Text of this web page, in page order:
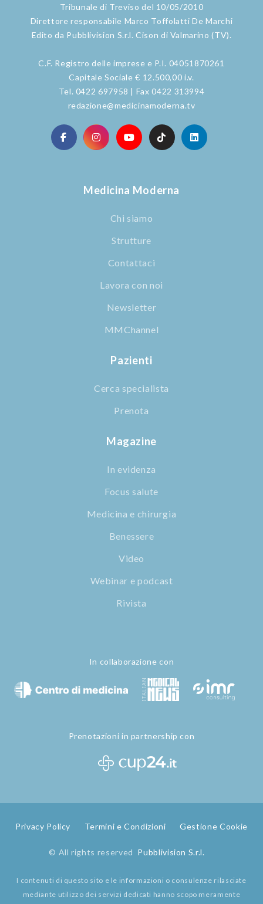
Tribunale di Treviso del 10/05/2010
Direttore responsabile Marco Toffolatti De Marchi
Edito da Pubblivision S.r.l. Cison di Valmarino (TV).
C.F. Registro delle imprese e P.I. 04051870261
Capitale Sociale € 12.500,00 i.v.
Tel. 0422 697958 | Fax 0422 313994
redazione@medicinamoderna.tv
Medicina Moderna
Chi siamo
Strutture
Contattaci
Lavora con noi
Newsletter
MMChannel
Pazienti
Cerca specialista
Prenota
Magazine
In evidenza
Focus salute
Medicina e chirurgia
Benessere
Video
Webinar e podcast
Rivista
In collaborazione con
Prenotazioni in partnership con
Privacy Policy Termini e Condizioni Gestione Cookie
© All rights reserved Pubblivision S.r.l.
I contenuti di questo sito e le informazioni o consulenze rilasciate
mediante utilizzo dei servizi dedicati hanno scopo meramente